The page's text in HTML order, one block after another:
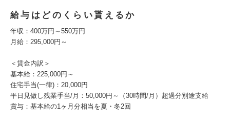
給与はどのくらい貰えるか
年収：400万円～550万円
月給：295,000円～
＜賃金内訳＞
基本給：225,000円～
住宅手当(一律)：20,000円
平日見做し残業手当/月：50,000円～（30時間/月）超過分別途支給
賞与：基本給の1ヶ月分相当を夏・冬2回